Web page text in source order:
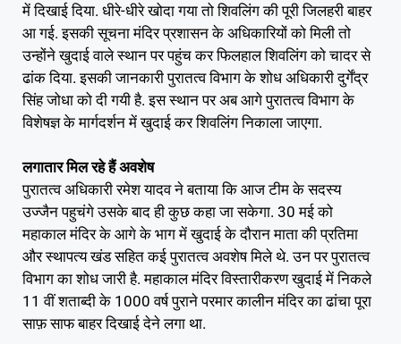
में दिखाई दिया. धीरे-धीरे खोदा गया तो शिवलिंग की पूरी जिलहरी बाहर
आ गई. इसकी सूचना मंदिर प्रशासन के अधिकारियों को मिली तो
उन्होंने खुदाई वाले स्थान पर पहुंच कर फिलहाल शिवलिंग को चादर से
ढांक दिया. इसकी जानकारी पुरातत्व विभाग के शोध अधिकारी दुर्गेंद्र
सिंह जोधा को दी गयी है. इस स्थान पर अब आगे पुरातत्व विभाग के
विशेषज्ञ के मार्गदर्शन में खुदाई कर शिवलिंग निकाला जाएगा.
लगातार मिल रहे हैं अवशेष
पुरातत्व अधिकारी रमेश यादव ने बताया कि आज टीम के सदस्य
उज्जैन पहुचंगे उसके बाद ही कुछ कहा जा सकेगा. 30 मई को
महाकाल मंदिर के आगे के भाग में खुदाई के दौरान माता की प्रतिमा
और स्थापत्य खंड सहित कई पुरातत्व अवशेष मिले थे. उन पर पुरातत्व
विभाग का शोध जारी है. महाकाल मंदिर विस्तारीकरण खुदाई में निकले
11 वीं शताब्दी के 1000 वर्ष पुराने परमार कालीन मंदिर का ढांचा पूरा
साफ़ साफ बाहर दिखाई देने लगा था.